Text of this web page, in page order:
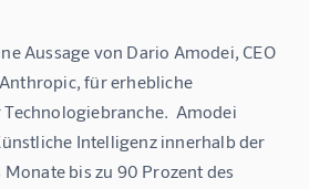
Aussage von Dario Amodei, CEO
für erhebliche
Amodei
Intelligenz innerhalb der
bis zu 90 Prozent des